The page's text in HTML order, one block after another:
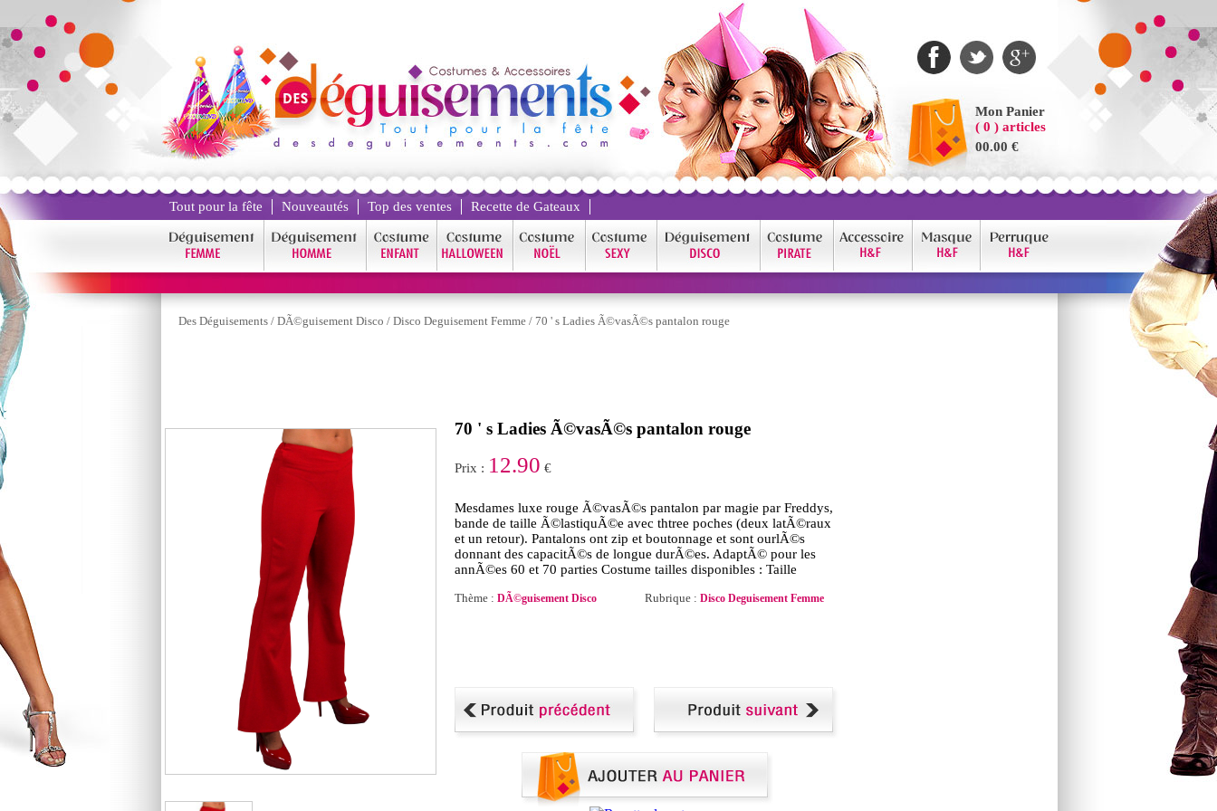
Mon Panier
( 0 ) articles
00.00 €
Tout pour la fête Nouveautés Top des ventes Recette de Gateaux
Des Déguisements / DÃ©guisement Disco / Disco Deguisement Femme / 70 ' s Ladies Ã©vasÃ©s pantalon rouge
70 ' s Ladies Ã©vasÃ©s pantalon rouge
Prix : 12.90 €
Mesdames luxe rouge Ã©vasÃ©s pantalon par magie par Freddys,
bande de taille Ã©lastiquÃ©e avec thtree poches (deux latÃ©raux
et un retour). Pantalons ont zip et boutonnage et sont ourlÃ©s
donnant des capacitÃ©s de longue durÃ©es. AdaptÃ© pour les
annÃ©es 60 et 70 parties Costume tailles disponibles : Taille
Thème : DÃ©guisement Disco Rubrique : Disco Deguisement Femme